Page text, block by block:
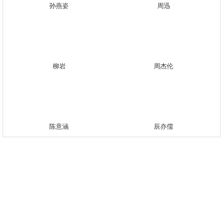
孙燕姿 周迅
柳岩 周杰伦
陈意涵 辰亦儒